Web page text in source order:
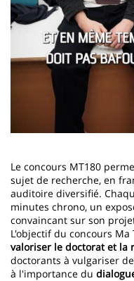
Le concours MT180
sujet de recherche, en
auditoire diversifié.
minutes chrono, un
convaincant sur son
L'objectif du concours Ma
valoriser le doctorat et la
doctorants à vulgariser
à l'importance du